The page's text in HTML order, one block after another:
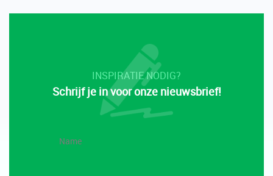
INSPIRATIE NODIG?
Schrijf je in voor onze nieuwsbrief!